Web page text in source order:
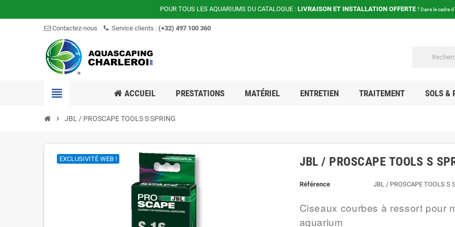
POUR TOUS LES AQUARIUMS DU CATALOGUE : LIVRAISON ET INSTALLATION OFFERTE ! Dans le cadre
Contactez-nous Service clients : (+32) 497 100 360
view_headline ACCUEIL PRESTATIONS MATÉRIEL ENTRETIEN TRAITEMENT SOLS &
chevron_right JBL / PROSCAPE TOOLS S SPRING
EXCLUSIVITÉ WEB ! JBL / PROSCAPE TOOLS S
Référence JBL / PROSCAPE TOOLS S
Ciseaux courbes à ressort pour
aquarium